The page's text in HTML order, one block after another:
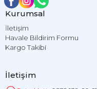
Kurumsal
İletişim
Havale Bildirim Formu
Kargo Takibi
İletişim